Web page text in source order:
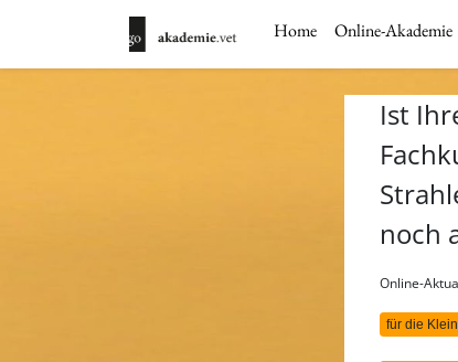
Home Online-Akademie
Ist
noch
Online-
für die